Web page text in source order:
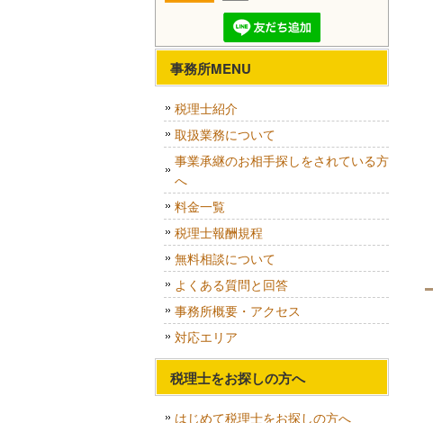
事務所MENU
税理士紹介
取扱業務について
事業承継のお相手探しをされている方
へ
料金一覧
税理士報酬規程
無料相談について
よくある質問と回答
事務所概要・アクセス
対応エリア
税理士をお探しの方へ
はじめて税理士をお探しの方へ